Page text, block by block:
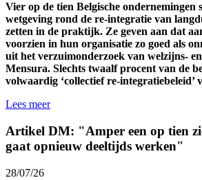
Vier op de tien Belgische ondernemingen
wetgeving rond de re-integratie van
zetten in de praktijk. Ze geven aan dat
voorzien in hun organisatie zo goed als
uit het verzuimonderzoek van welzijns-
Mensura. Slechts twaalf procent van de
volwaardig ‘collectief re-integratiebeleid’
Lees meer
Artikel DM: "Amper een op tien
gaat opnieuw deeltijds werken"
28/07/26